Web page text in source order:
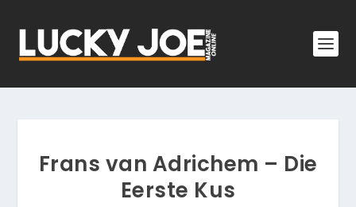
Frans van Adrichem – Die
Eerste Kus